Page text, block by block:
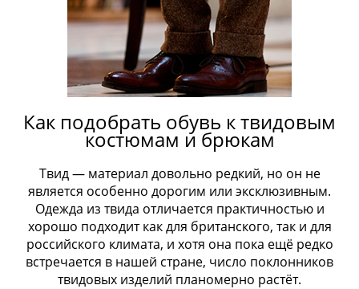
Как подобрать обувь к твидовым
костюмам и брюкам
Твид — материал довольно редкий, но он не
является особенно дорогим или эксклюзивным.
Одежда из твида отличается практичностью и
хорошо подходит как для британского, так и для
российского климата, и хотя она пока ещё редко
встречается в нашей стране, число поклонников
твидовых изделий планомерно растёт.